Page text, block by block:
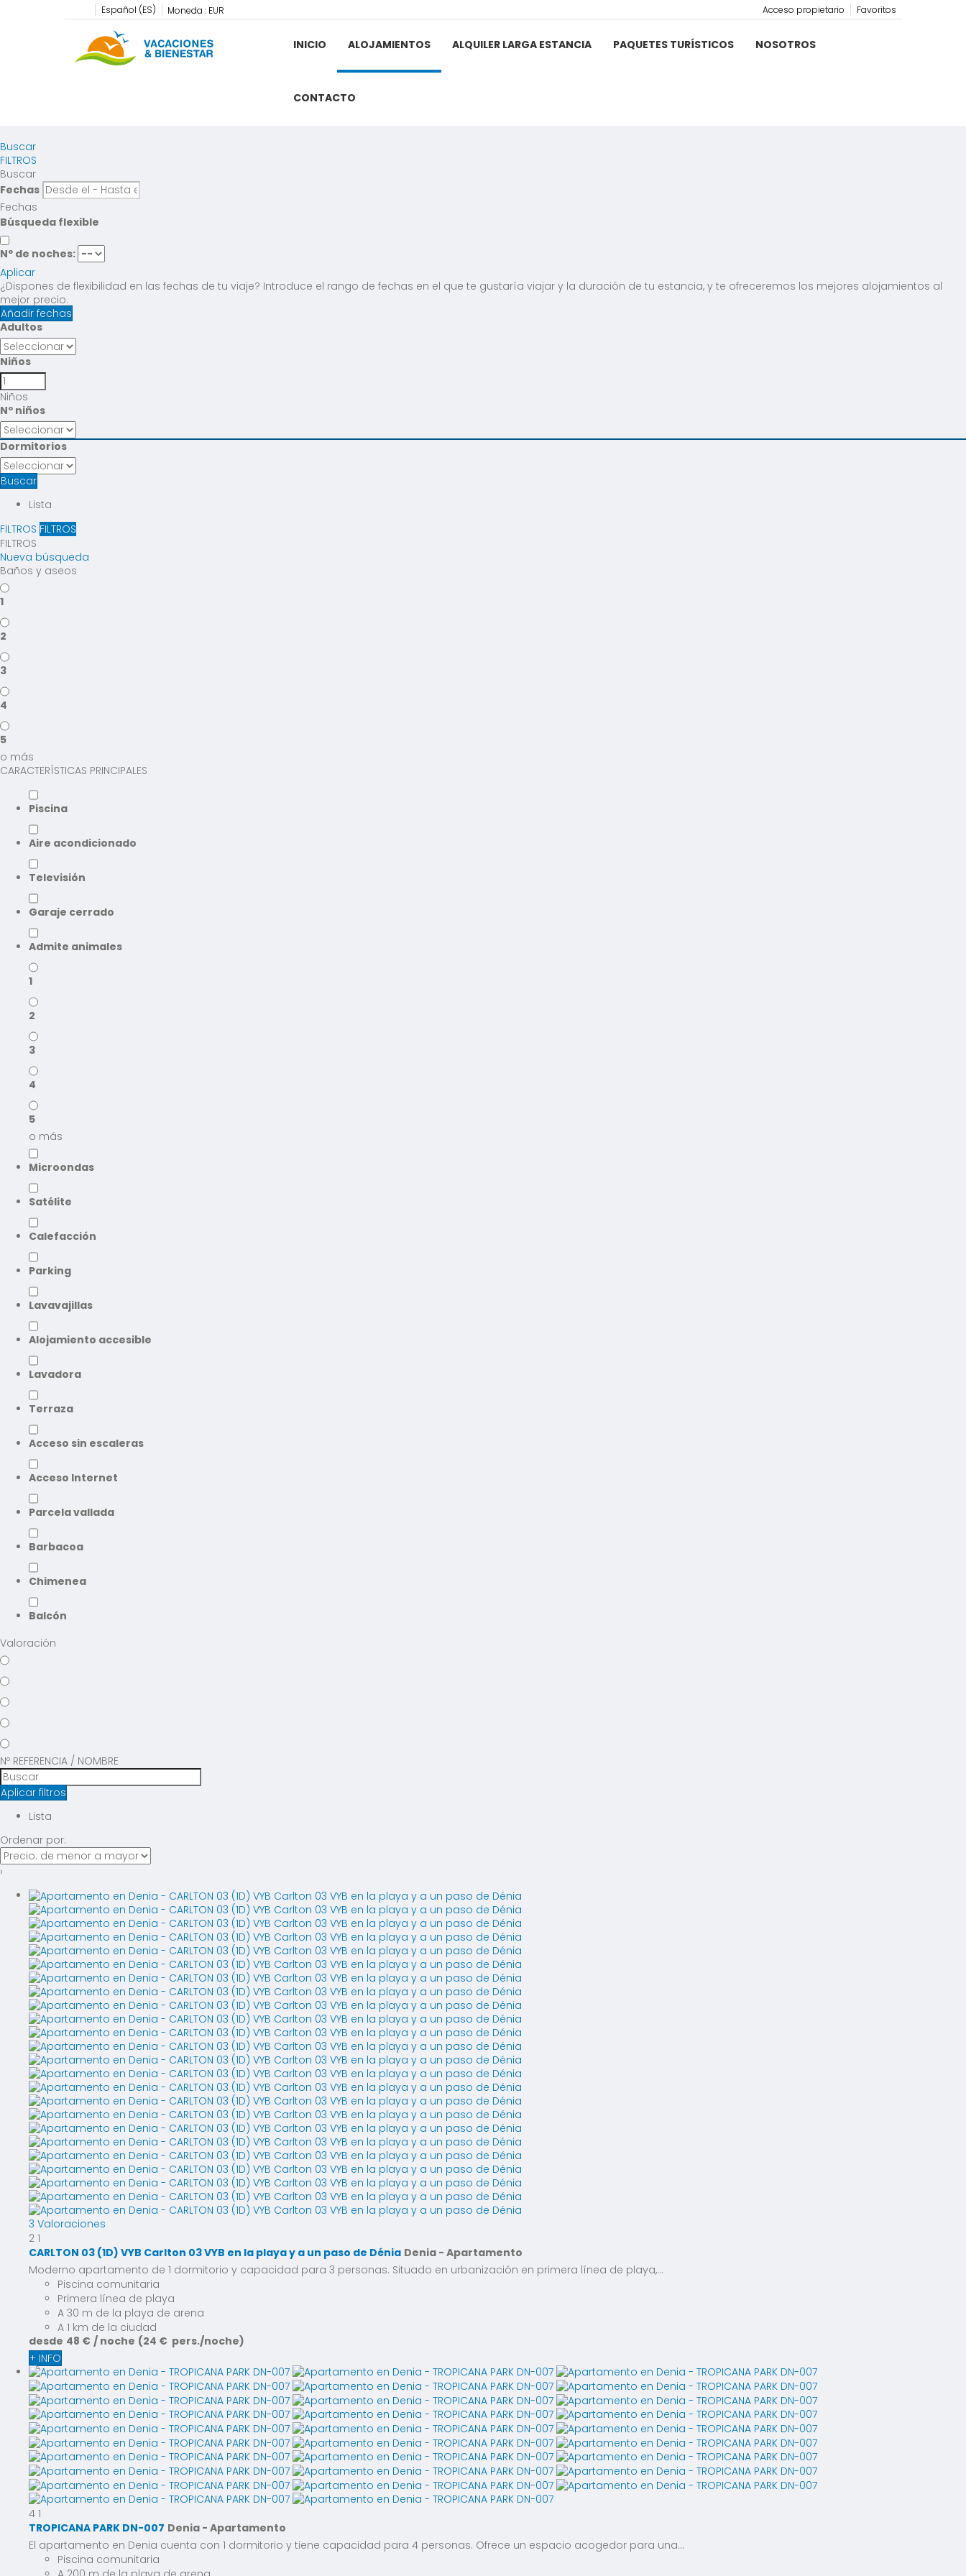
Español (ES) Moneda : EUR Favoritos
Acceso propietario
INICIO ALOJAMIENTOS ALQUILER LARGA ESTANCIA PAQUETES TURÍSTICOS NOSOTROS
CONTACTO
Buscar
FILTROS
Buscar
Fechas
Fechas
Búsqueda flexible
Nº de noches:
Aplicar
¿Dispones de flexibilidad en las fechas de tu viaje? Introduce el rango de fechas en el que te gustaría viajar y la duración de tu estancia, y te ofreceremos los mejores alojamientos al
mejor precio.
Añadir fechas
Adultos
Niños
Niños
Nº niños
Dormitorios
Buscar
Lista
FILTROS FILTROS
FILTROS
Nueva búsqueda
Baños y aseos
1
2
3
4
5
o más
CARACTERÍSTICAS PRINCIPALES
Piscina
Aire acondicionado
Televisión
Garaje cerrado
Admite animales
1
2
3
4
5
o más
Microondas
Satélite
Calefacción
Parking
Lavavajillas
Alojamiento accesible
Lavadora
Terraza
Acceso sin escaleras
Acceso Internet
Parcela vallada
Barbacoa
Chimenea
Balcón
Valoración
Nº REFERENCIA / NOMBRE
Aplicar filtros
Lista
Ordenar por:
›
3 Valoraciones
2 1
CARLTON 03 (1D) VYB Carlton 03 VYB en la playa y a un paso de Dénia Denia - Apartamento
Moderno apartamento de 1 dormitorio y capacidad para 3 personas. Situado en urbanización en primera línea de playa,...
Piscina comunitaria
Primera línea de playa
A 30 m de la playa de arena
A 1 km de la ciudad
desde 48 € / noche (24 € pers./noche)
+ INFO
4 1
TROPICANA PARK DN-007 Denia - Apartamento
El apartamento en Denia cuenta con 1 dormitorio y tiene capacidad para 4 personas. Ofrece un espacio acogedor para una...
Piscina comunitaria